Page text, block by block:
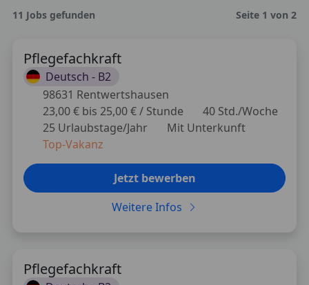
11 Jobs gefunden Seite 1 von 2
Pflegefachkraft
Deutsch - B2
98631 Rentwertshausen
23,00 € bis 25,00 € / Stunde
40 Std./Woche
25 Urlaubstage/Jahr
Mit Unterkunft
Top-Vakanz
Jetzt bewerben
Weitere Infos
Pflegefachkraft